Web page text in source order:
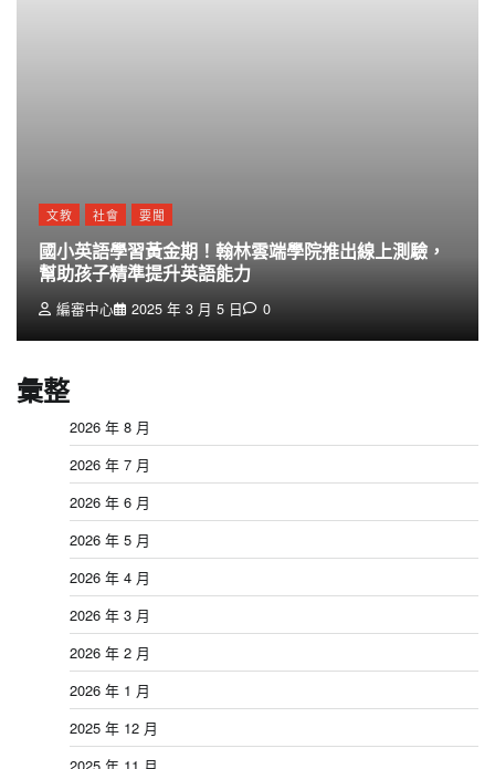
文教 社會 要聞
國小英語學習黃金期！翰林雲端學院推出線上測驗，
幫助孩子精準提升英語能力
編審中心 2025 年 3 月 5 日 0
彙整
2026 年 8 月
2026 年 7 月
2026 年 6 月
2026 年 5 月
2026 年 4 月
2026 年 3 月
2026 年 2 月
2026 年 1 月
2025 年 12 月